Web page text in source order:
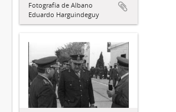
Fotografía de Albano
Eduardo Harguindeguy